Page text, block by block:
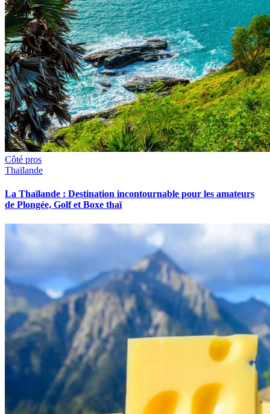
Côté pros
Thaïlande
La Thaïlande : Destination incontournable pour les amateurs
de Plongée, Golf et Boxe thaï